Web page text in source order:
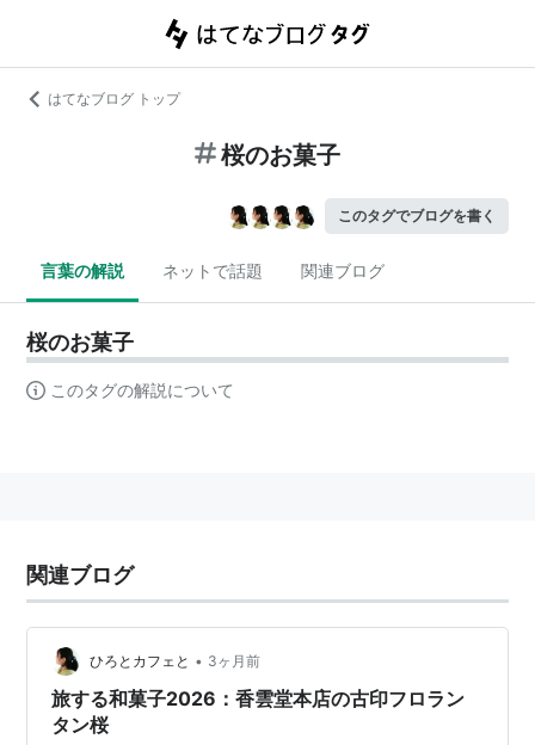
はてなブログ トップ
桜のお菓子
このタグでブログを書く
言葉の解説 ネットで話題 関連ブログ
桜のお菓子
このタグの解説について
関連ブログ
ひろとカフェと • 3ヶ月前
旅する和菓子2026：香雲堂本店の古印フロラン
タン桜